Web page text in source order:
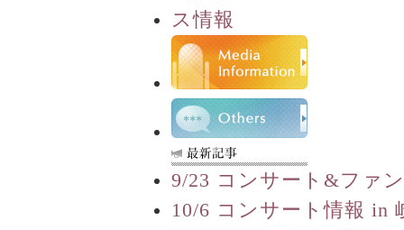
9/23 コンサート&ファ
10/6 コンサート情報 in